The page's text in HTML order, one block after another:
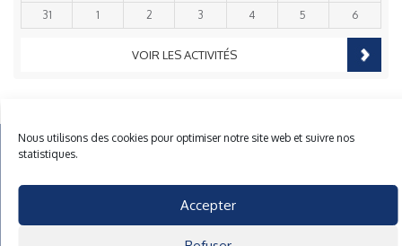
Nous utilisons des cookies pour optimiser notre site web et suivre nos
statistiques.
Accepter
31
1 2 3 4 5 6
VOIR LES ACTIVITÉS
40 rue du Gelin 56570 Locmiquelic
Facebook